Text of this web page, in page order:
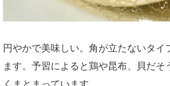
円やかで美味しい。角が立たないタイ
ます。予習によると鶏や昆布、貝だそ